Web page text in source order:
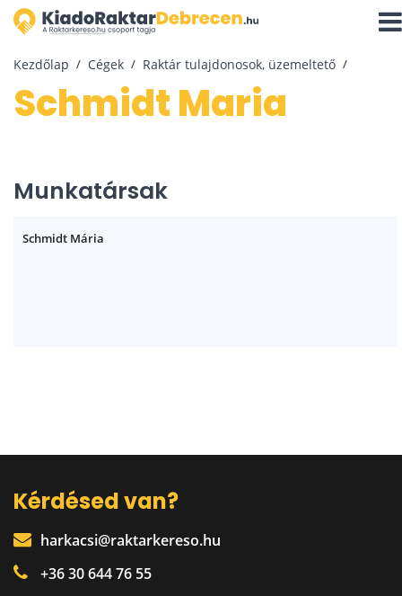
Kezdőlap Cégek Raktár tulajdonosok, üzemeltető
Schmidt Maria
Munkatársak
Schmidt Mária
Kérdésed van?
harkacsi@raktarkereso.hu
+36 30 644 76 55